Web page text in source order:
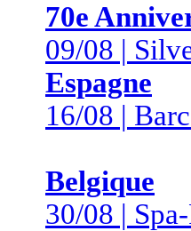
70e
09/08 |
Espagne
16/08 |
Belgique
30/08 |